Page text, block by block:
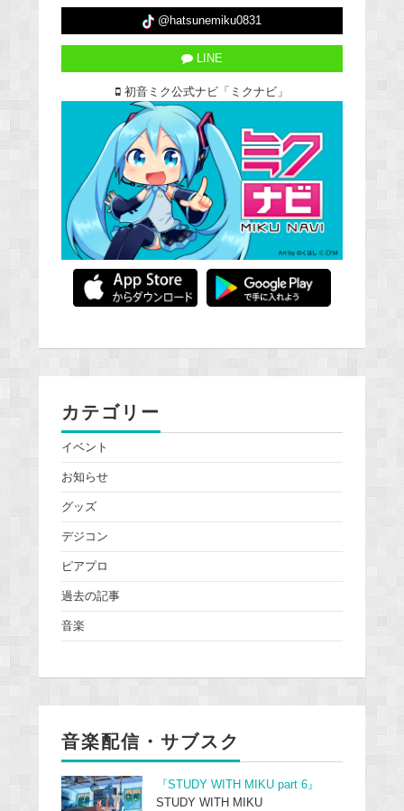
@hatsunemiku0831
LINE
初音ミク公式ナビ「ミクナビ」
カテゴリー
イベント
お知らせ
グッズ
デジコン
ピアプロ
過去の記事
音楽
音楽配信・サブスク
『STUDY WITH MIKU part 6』
STUDY WITH MIKU